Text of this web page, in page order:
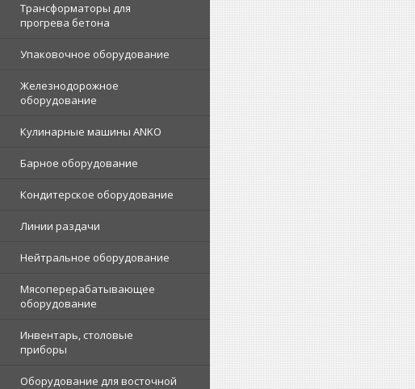
Трансформаторы для
прогрева бетона
Упаковочное оборудование
Железнодорожное
оборудование
Кулинарные машины ANKO
Барное оборудование
Кондитерское оборудование
Линии раздачи
Нейтральное оборудование
Мясоперерабатывающее
оборудование
Инвентарь, столовые
приборы
Оборудование для восточной